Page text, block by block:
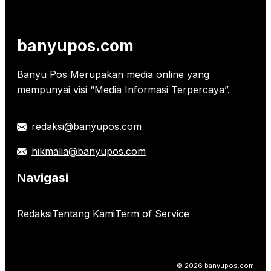
banyupos.com
Banyu Pos Merupakan media online yang
mempunyai visi “Media Informasi Terpercaya”.
redaksi@banyupos.com
hikmalia@banyupos.com
Navigasi
RedaksiTentang KamiTerm of Service
© 2026 banyupos.com